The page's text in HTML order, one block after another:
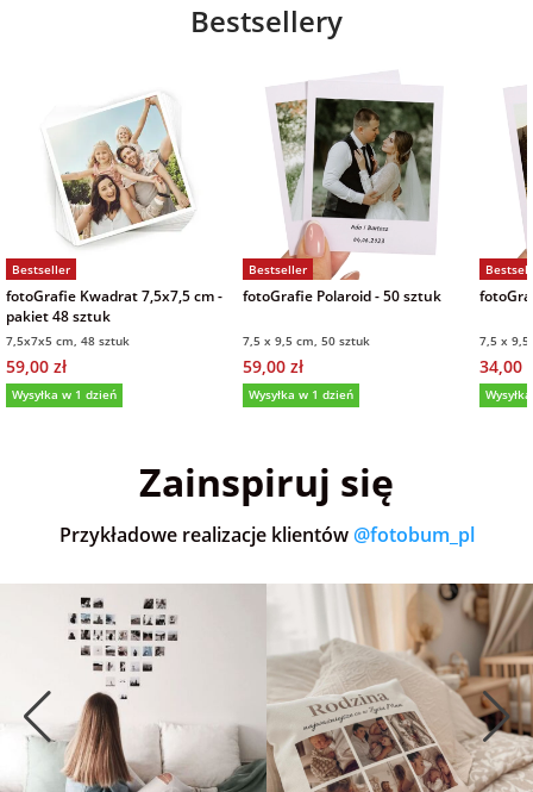
Bestsellery
Bestseller
fotoGrafie Kwadrat 7,5x7,5 cm -
pakiet 48 sztuk
7,5x7x5 cm, 48 sztuk
59,00 zł
Wysyłka w 1 dzień
Bestseller
fotoGrafie Polaroid - 50 sztuk
7,5 x 9,5 cm, 50 sztuk
59,00 zł
Wysyłka w 1 dzień
7,5 x
34,00
Zainspiruj się
Przykładowe realizacje klientów @fotobum_pl